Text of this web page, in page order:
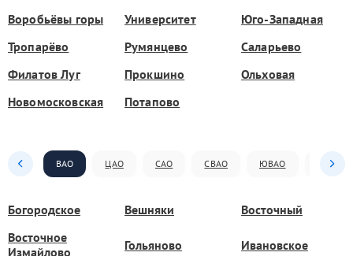
Воробьёвы горы
Университет
Юго-Западная
Тропарёво
Румянцево
Саларьево
Филатов Луг
Прокшино
Ольховая
Новомосковская
Потапово
ВАО ЦАО САО СВАО ЮВАО ЮАО
Богородское Вешняки
Восточный
Восточное
Измайлово
Гольяново Ивановское